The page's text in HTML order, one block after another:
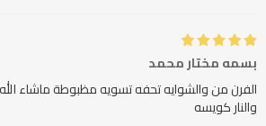
بسمه مختار محمد
والنار كويسه